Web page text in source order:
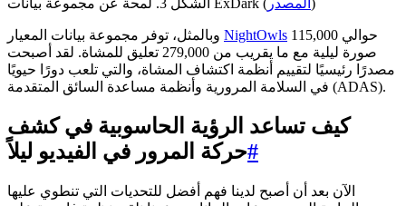
NightOwls
صورة ليلية مع ما يقريب من 279,000 تعليق للمشاة. لقد أصبحت
مصدرًا رئيسيًا لتقييم أنظمة اكتشاف المشاة، والتي تلعب دورًا حيويًا
في السلامة المرورية وأنظمة مساعدة السائق المتقدمة (ADAS).
كيف تساعد الرؤية الحاسوبية في كشف
حركة المرور في الفيديو ليلاً#
الآن بعد أن أصبح لدينا فهم أفضل للتحديات التي تنطوي عليها